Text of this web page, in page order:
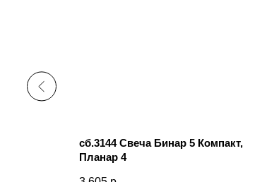
сб.3144 Свеча Бинар 5 Компакт,
Планар 4